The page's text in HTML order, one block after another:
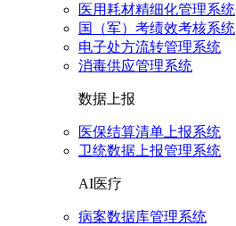
医用耗材精细化管理系统
国（军）考绩效考核系统
电子处方流转管理系统
消毒供应管理系统
数据上报
医保结算清单上报系统
卫统数据上报管理系统
AI医疗
病案数据库管理系统